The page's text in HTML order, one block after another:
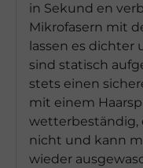
in Sekund en
Mikrofasern mit
lassen es dichter
sind statisch
stets einen
mit einem
wetterbeständig,
nicht und kann
wieder